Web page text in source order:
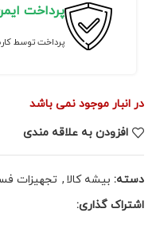
پرداخت
پرداخت توسط
در انبار موجود نمی باشد
افزودن به علاقه مندی
دسته: بیشه کالا , تجهیزات
اشتراک گذاری: